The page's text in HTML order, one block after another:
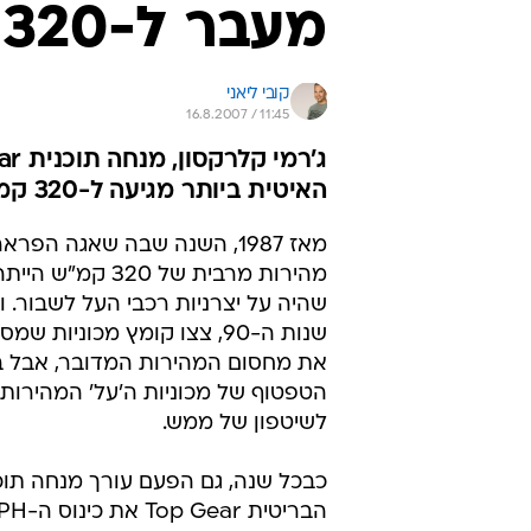
מעבר ל-320 קמ"ש
קובי ליאני
16.8.2007 / 11:45
האיטית ביותר מגיעה ל-320 קמ"ש
מהירות מרבית של
שהיה על יצרניות רכבי העל לשבור.
שנות ה-90, צצו קומץ מכוניות
הטפטוף של מכוניות ה'על'
לשיטפון של ממש.
כבכל שנה, גם הפעם עורך מנחה